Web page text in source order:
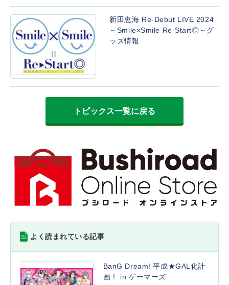
新田恵海 Re-Debut LIVE 2024
～Smile×Smile Re-Start◎～グ
ッズ情報
トピックス一覧に戻る
よく読まれている記事
BanG Dream! 平成★GAL化計
画！ in ゲーマーズ